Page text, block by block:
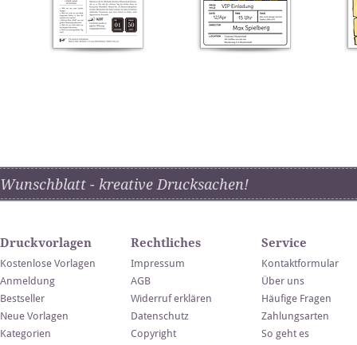
Wunschblatt - kreative Drucksachen!
Druckvorlagen
Kostenlose Vorlagen
Anmeldung
Bestseller
Neue Vorlagen
Kategorien
Rechtliches
Impressum
AGB
Widerruf erklären
Datenschutz
Copyright
Service
Kontaktformular
Über uns
Häufige Fragen
Zahlungsarten
So geht es